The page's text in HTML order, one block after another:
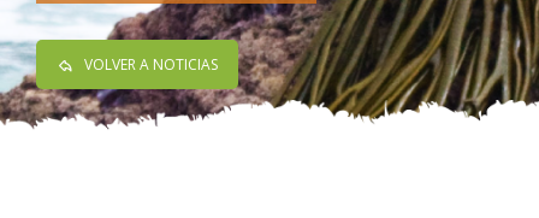
VOLVER A NOTICIAS